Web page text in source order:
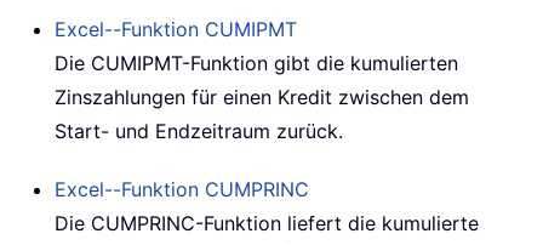
Excel--Funktion CUMIPMT
Die CUMIPMT-Funktion gibt die kumulierten
Zinszahlungen für einen Kredit zwischen dem
Start- und Endzeitraum zurück.
Excel--Funktion CUMPRINC
Die CUMPRINC-Funktion liefert die kumulierte